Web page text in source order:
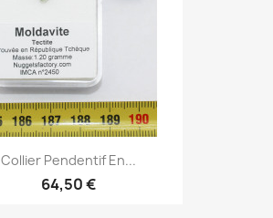
Collier Pendentif En...
64,50 €